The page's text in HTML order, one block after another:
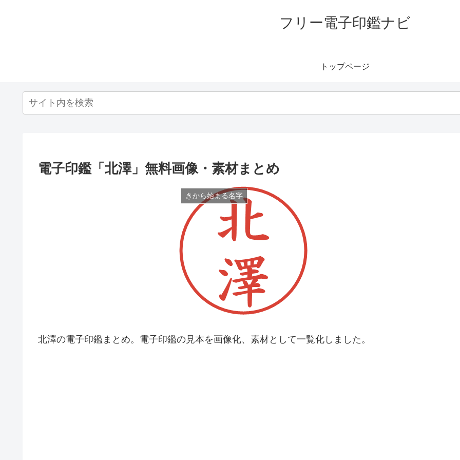
フリー電子印鑑ナビ
トップページ
電子印鑑「北澤」無料画像・素材まとめ
きから始まる名字
北澤の電子印鑑まとめ。電子印鑑の見本を画像化、素材として一覧化しました。